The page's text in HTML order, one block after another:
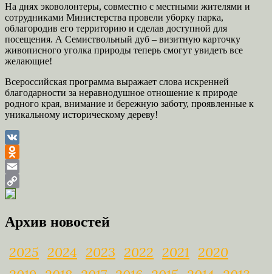
На днях эковолонтеры, совместно с местными жителями и
сотрудниками Министерства провели уборку парка,
облагородив его территорию и сделав доступной для
посещения. А Семиствольный дуб – визитную карточку
живописного уголка природы теперь смогут увидеть все
желающие!
Всероссийская программа выражает слова искренней
благодарности за неравнодушное отношение к природе
родного края, внимание и бережную заботу, проявленные к
уникальному историческому дереву!
VK
Odnoklassniki
Email
Copy
Архив новостей
2025 2024 2023 2022 2021
2020